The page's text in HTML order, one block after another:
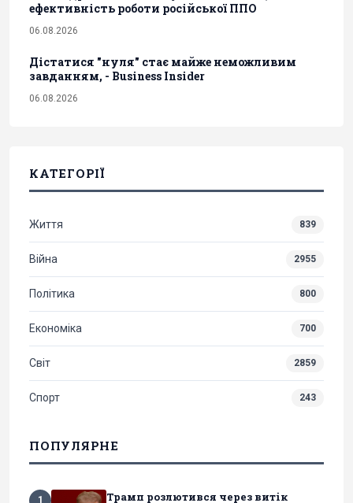
ефективність роботи російської ППО
06.08.2026
Дістатися "нуля" стає майже неможливим
завданням, - Business Insider
06.08.2026
КАТЕГОРІЇ
Життя 839
Війна 2955
Політика 800
Економіка 700
Світ 2859
Спорт 243
ПОПУЛЯРНЕ
1
Трамп розлютився через витік